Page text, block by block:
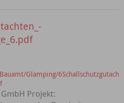
Glamping/6Schallschutzgutach
Projekt: